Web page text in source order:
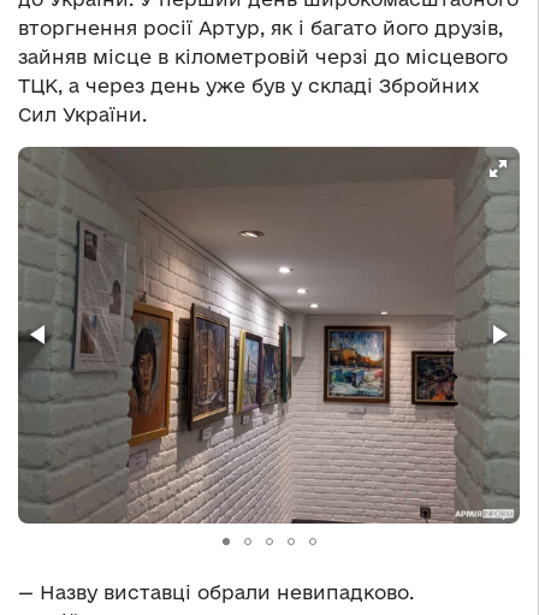
вторгнення росії Артур, як і багато його друзів,
зайняв місце в кілометровій черзі до місцевого
ТЦК, а через день уже був у складі Збройних
Сил України.
— Назву виставці обрали невипадково.